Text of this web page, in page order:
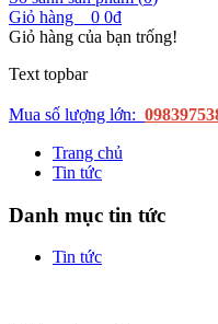
Giỏ hàng
0 0đ
Giỏ hàng của bạn trống!
Text topbar
Mua số lượng lớn:
Trang chủ
Tin tức
Danh mục tin tức
Tin tức